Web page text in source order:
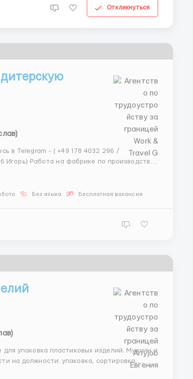
Откликнуться
в Telegram - ( +49 178 4032 296 /
Без языка Бесплатная вакансия
упаковка пластиковых изделий. Мужчин и